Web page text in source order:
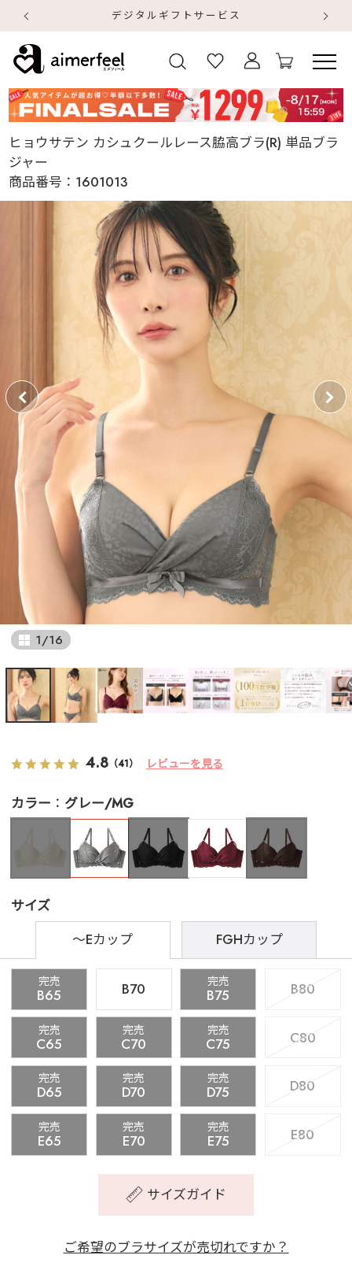
デジタルギフトサービス
ヒョウサテン カシュクールレース脇高ブラ(R) 単品ブラ
ジャー
商品番号： 1601013
1/16
4.8 （41） レビューを見る
カラー グレー/MG
サイズ
～Eカップ
FGHカップ
完売
B65 B70 完売
B75 B80
完売
C65
完売
C70
完売
C75 C80
完売
D65
完売
D70
完売
D75 D80
完売
E65
完売
E70
完売
E75 E80
サイズガイド
ご希望のブラサイズが売切れですか？